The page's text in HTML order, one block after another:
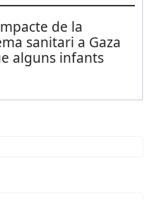
de la
sanitari a Gaza
alguns infants